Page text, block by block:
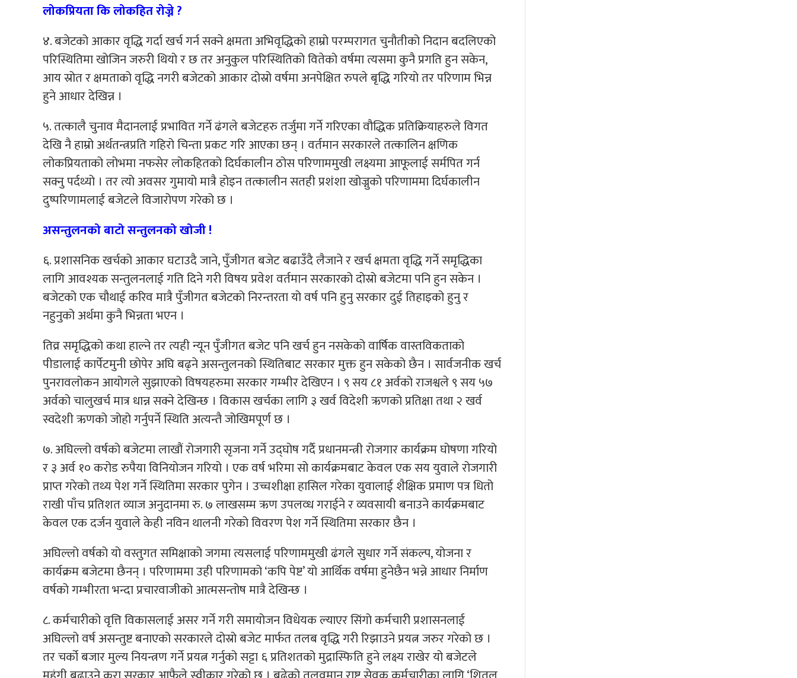
लोकप्रियता कि लोकहित रोज्ने ?
४. बजेटको आकार वृद्धि गर्दा खर्च गर्न सक्ने क्षमता अभिवृद्धिको हाम्रो परम्परागत चुनौतीको निदान बदलिएको
परिस्थितिमा खोजिन जरुरी थियो र छ तर अनुकुल परिस्थितिको वितेको वर्षमा त्यसमा कुनै प्रगति हुन सकेन,
आय स्रोत र क्षमताको वृद्धि नगरी बजेटको आकार दोस्रो वर्षमा अनपेक्षित रुपले बृद्धि गरियो तर परिणाम भिन्न
हुने आधार देखिन्न ।
५. तत्कालै चुनाव मैदानलाई प्रभावित गर्ने ढंगले बजेटहरु तर्जुमा गर्ने गरिएका वौद्धिक प्रतिक्रियाहरुले विगत
देखि नै हाम्रो अर्थतन्त्रप्रति गहिरो चिन्ता प्रकट गरि आएका छन् । वर्तमान सरकारले तत्कालिन क्षणिक
लोकप्रियताको लोभमा नफसेर लोकहितको दिर्घकालीन ठोस परिणाममुखी लक्ष्यमा आफूलाई सर्मपित गर्न
सक्नु पर्दथ्यो । तर त्यो अवसर गुमायो मात्रै होइन तत्कालीन सतही प्रशंशा खोज्नुको परिणाममा दिर्घकालीन
दुष्परिणामलाई बजेटले विजारोपण गरेको छ ।
असन्तुलनको बाटो सन्तुलनको खोजी !
६. प्रशासनिक खर्चको आकार घटाउदै जाने, पुँजीगत बजेट बढाउँदै लैजाने र खर्च क्षमता वृद्धि गर्ने समृद्धिका
लागि आवश्यक सन्तुलनलाई गति दिने गरी विषय प्रवेश वर्तमान सरकारको दोस्रो बजेटमा पनि हुन सकेन ।
बजेटको एक चौथाई करिव मात्रै पुँजीगत बजेटको निरन्तरता यो वर्ष पनि हुनु सरकार दुई तिहाइको हुनु र
नहुनुको अर्थमा कुनै भिन्नता भएन ।
तिव्र समृद्धिको कथा हाल्ने तर त्यही न्यून पुँजीगत बजेट पनि खर्च हुन नसकेको वार्षिक वास्तविकताको
पीडालाई कार्पेटमुनी छोपेर अघि बढ्ने असन्तुलनको स्थितिबाट सरकार मुक्त हुन सकेको छैन । सार्वजनीक खर्च
पुनरावलोकन आयोगले सुझाएको विषयहरुमा सरकार गम्भीर देखिएन । ९ सय ८१ अर्वको राजश्वले ९ सय ५७
अर्वको चालुखर्च मात्र धान्न सक्ने देखिन्छ । विकास खर्चका लागि ३ खर्व विदेशी ऋणको प्रतिक्षा तथा २ खर्व
स्वदेशी ऋणको जोहो गर्नुपर्ने स्थिति अत्यन्तै जोखिमपूर्ण छ ।
७. अघिल्लो वर्षको बजेटमा लाखौं रोजगारी सृजना गर्ने उद्घोष गर्दै प्रधानमन्त्री रोजगार कार्यक्रम घोषणा गरियो
र ३ अर्व १० करोड रुपैया विनियोजन गरियो । एक वर्ष भरिमा सो कार्यक्रमबाट केवल एक सय युवाले रोजगारी
प्राप्त गरेको तथ्य पेश गर्ने स्थितिमा सरकार पुगेन । उच्चशीक्षा हासिल गरेका युवालाई शैक्षिक प्रमाण पत्र धितो
राखी पाँच प्रतिशत व्याज अनुदानमा रु. ७ लाखसम्म ऋण उपलव्ध गराईने र व्यवसायी बनाउने कार्यक्रमबाट
केवल एक दर्जन युवाले केही नविन थालनी गरेको विवरण पेश गर्ने स्थितिमा सरकार छैन ।
अघिल्लो वर्षको यो वस्तुगत समिक्षाको जगमा त्यसलाई परिणाममुखी ढंगले सुधार गर्ने संकल्प, योजना र
कार्यक्रम बजेटमा छैनन् । परिणाममा उही परिणामको ‘कपि पेष्ट’ यो आर्थिक वर्षमा हुनेछैन भन्ने आधार निर्माण
वर्षको गम्भीरता भन्दा प्रचारवाजीको आत्मसन्तोष मात्रै देखिन्छ ।
८. कर्मचारीको वृत्ति विकासलाई असर गर्ने गरी समायोजन विधेयक ल्याएर सिंगो कर्मचारी प्रशासनलाई
अघिल्लो वर्ष असन्तुष्ट बनाएको सरकारले दोस्रो बजेट मार्फत तलब वृद्धि गरी रिझाउने प्रयत्न जरुर गरेको छ ।
तर चर्को बजार मुल्य नियन्त्रण गर्ने प्रयत्न गर्नुको सट्टा ६ प्रतिशतको मुद्रास्फिति हुने लक्ष्य राखेर यो बजेटले